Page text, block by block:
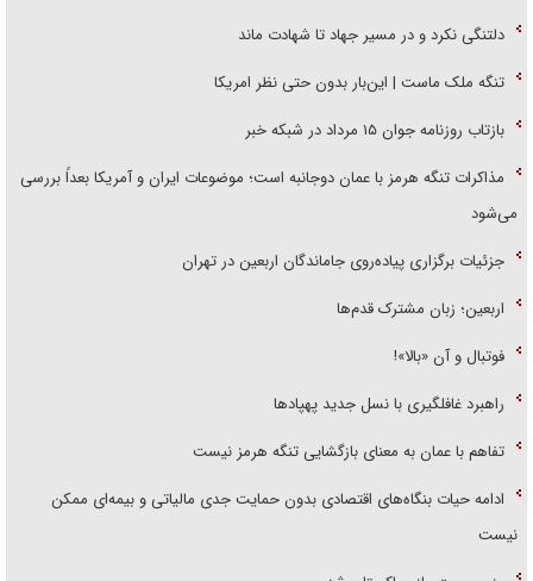
دلتنگی نکرد و در مسیر جهاد تا شهادت ماند
تنگه ملک ماست | این‌بار بدون حتی نظر امریکا
بازتاب روزنامه جوان ۱۵ مرداد در شبکه خبر
مذاکرات تنگه هرمز با عمان دوجانبه است؛ موضوعات ایران و آمریکا بعداً بررسی
می‌شود
جزئیات برگزاری پیاده‌روی جاماندگان اربعین در تهران
اربعین؛ زبان مشترک قدم‌ها
فوتبال و آن «بالا»!
راهبرد غافلگیری با نسل جدید پهپاد‌ها
تفاهم با عمان به معنای بازگشایی تنگه هرمز نیست
ادامه حیات بنگاه‌های اقتصادی بدون حمایت جدی مالیاتی و بیمه‌ای ممکن
نیست